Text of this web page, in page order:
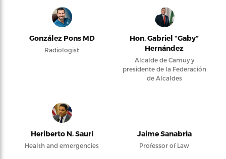
González Pons MD
Radiologist
Hon. Gabriel “Gaby”
Hernández
Alcalde de Camuy y
presidente de la Federación
de Alcaldes
Heriberto N. Saurí
Health and emergencies
Jaime Sanabria
Professor of Law